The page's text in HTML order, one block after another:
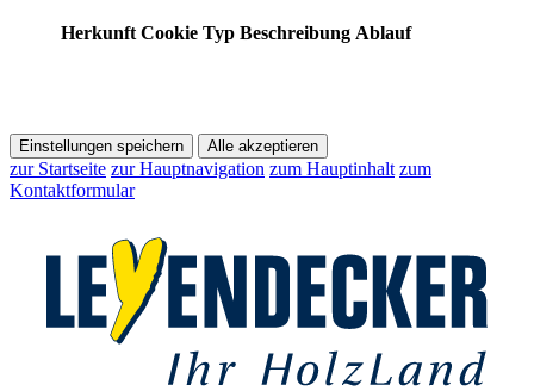
Herkunft Cookie Typ Beschreibung Ablauf
Einstellungen speichern Alle akzeptieren
zur Startseite zur Hauptnavigation zum Hauptinhalt zum
Kontaktformular